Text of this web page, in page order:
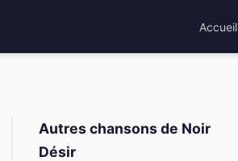
Accueil
Autres chansons de Noir
Désir